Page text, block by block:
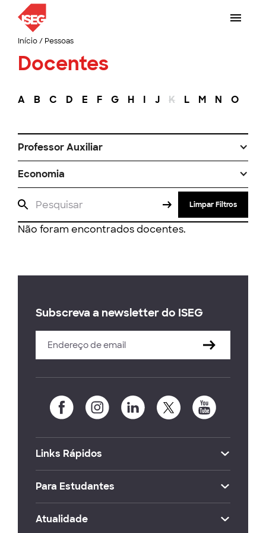
Início/ Pessoas
Docentes
A B C D E F G H I J K L M N O
Professor Auxiliar
Economia
Limpar Filtros
Não foram encontrados docentes.
Subscreva a newsletter do ISEG
Links Rápidos
Para Estudantes
Atualidade